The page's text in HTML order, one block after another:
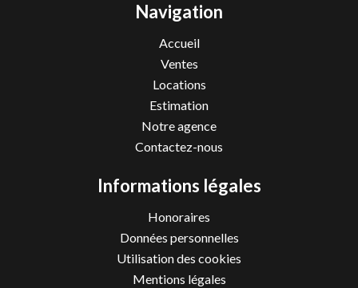
Navigation
Accueil
Ventes
Locations
Estimation
Notre agence
Contactez-nous
Informations légales
Honoraires
Données personnelles
Utilisation des cookies
Mentions légales